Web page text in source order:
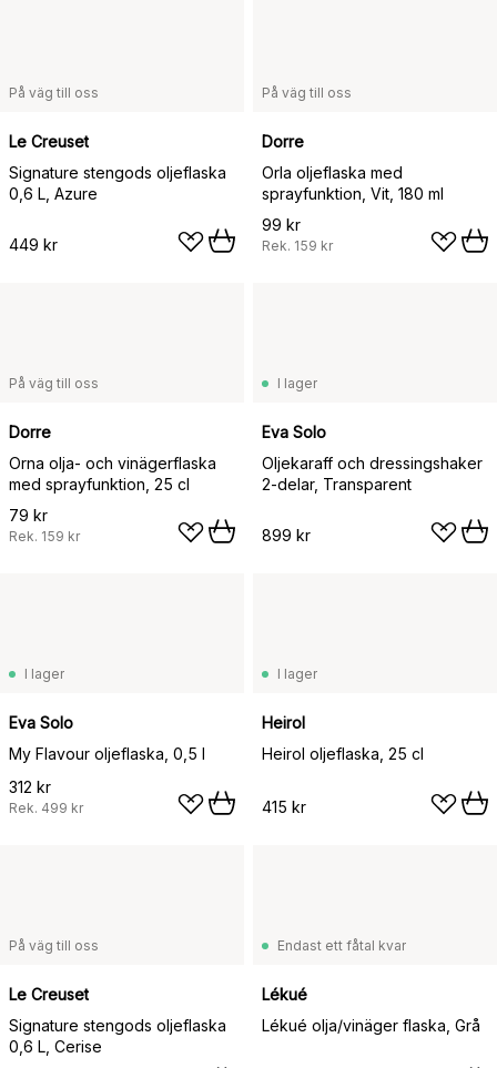
På väg till oss
Le Creuset
Signature stengods oljeflaska
0,6 L, Azure
449 kr
På väg till oss
Dorre
Orla oljeflaska med
sprayfunktion, Vit, 180 ml
99 kr
Rek. 159 kr
På väg till oss
Dorre
Orna olja- och vinägerflaska
med sprayfunktion, 25 cl
79 kr
Rek. 159 kr
I lager
Eva Solo
Oljekaraff och dressingshaker
2-delar, Transparent
899 kr
I lager
Eva Solo
My Flavour oljeflaska, 0,5 l
312 kr
Rek. 499 kr
I lager
Heirol
Heirol oljeflaska, 25 cl
415 kr
På väg till oss
Le Creuset
Signature stengods oljeflaska
0,6 L, Cerise
Endast ett fåtal kvar
Lékué
Lékué olja/vinäger flaska, Grå